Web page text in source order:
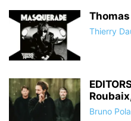
Thomas
Thierry
Bruno